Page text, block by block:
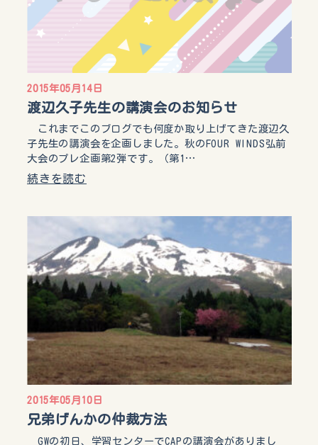
2015年05月14日
渡辺久子先生の講演会のお知らせ
これまでこのブログでも何度か取り上げてきた渡辺久
子先生の講演会を企画しました。秋のFOUR WINDS弘前
大会のプレ企画第2弾です。（第1…
続きを読む
2015年05月10日
兄弟げんかの仲裁方法
GWの初日、学習センターでCAPの講演会がありまし